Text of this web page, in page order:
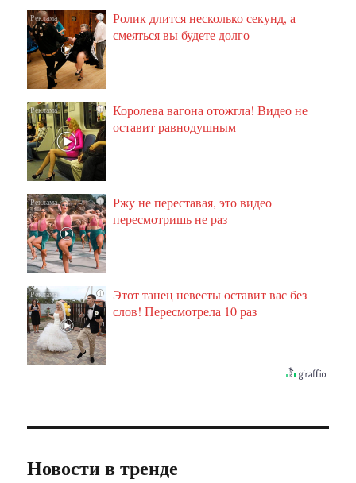
i
Ролик длится несколько секунд, а
смеяться вы будете долго
i
Королева вагона отожгла! Видео не
оставит равнодушным
i
Ржу не переставая, это видео
пересмотришь не раз
i
Этот танец невесты оставит вас без
слов! Пересмотрела 10 раз
Новости в тренде